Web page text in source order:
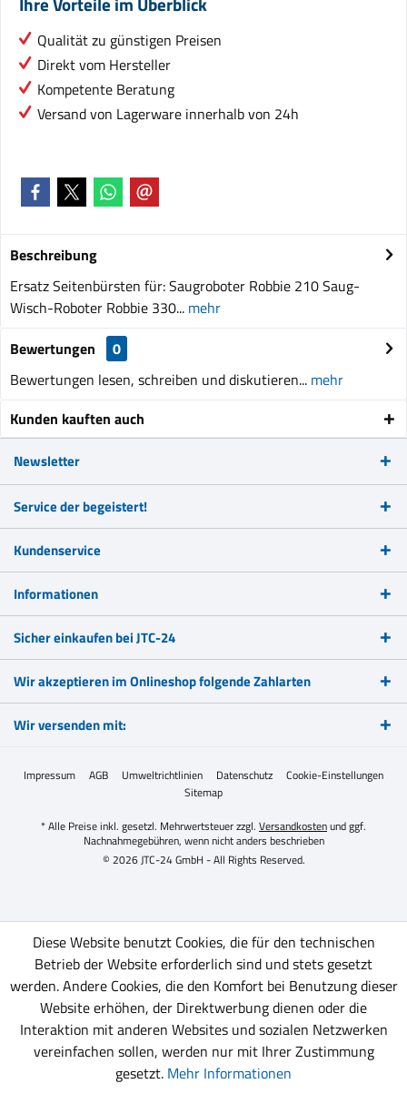
Qualität zu günstigen Preisen
Direkt vom Hersteller
Kompetente Beratung
Versand von Lagerware innerhalb von 24h
Beschreibung
Ersatz Seitenbürsten für: Saugroboter Robbie 210 Saug-
Wisch-Roboter Robbie 330... mehr
Bewertungen
0
Bewertungen lesen, schreiben und diskutieren... mehr
Kunden kauften auch
Newsletter
Service der begeistert!
Kundenservice
Informationen
Sicher einkaufen bei JTC-24
Wir akzeptieren im Onlineshop folgende Zahlarten
Wir versenden mit:
Impressum AGB Umweltrichtlinien Datenschutz
Cookie-Einstellungen
Sitemap
* Alle Preise inkl. gesetzl. Mehrwertsteuer zzgl. Versandkostenund ggf.
Nachnahmegebühren, wenn nicht anders beschrieben
© 2026 JTC-24 GmbH - All Rights Reserved.
Diese Website benutzt Cookies, die für den technischen
Betrieb der Website erforderlich sind und stets gesetzt
werden. Andere Cookies, die den Komfort bei Benutzung dieser
Website erhöhen, der Direktwerbung dienen oder die
Interaktion mit anderen Websites und sozialen Netzwerken
vereinfachen sollen, werden nur mit Ihrer Zustimmung
gesetzt. Mehr Informationen